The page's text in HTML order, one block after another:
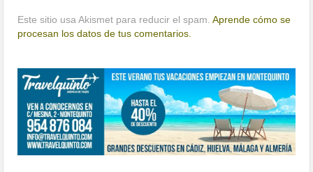
Este sitio usa Akismet para reducir el spam.Aprende cómo se
procesan los datos de tus comentarios.